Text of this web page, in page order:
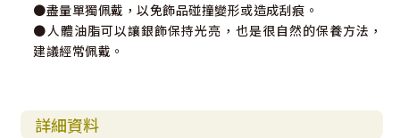
●盡量單獨佩戴，以免飾品碰撞變形或造成刮痕。
●人體油脂可以讓銀飾保持光亮，也是很自然的保養方法，
建議經常佩戴。
詳細資料